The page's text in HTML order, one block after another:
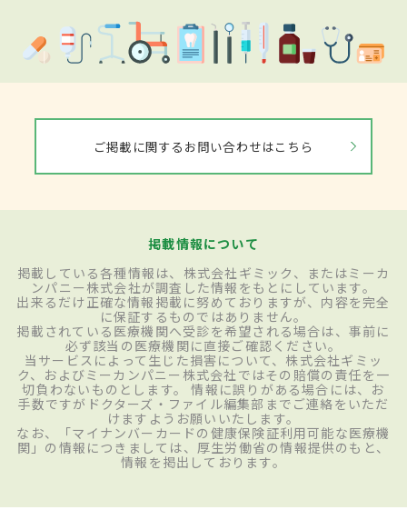
ご掲載に関するお問い合わせはこちら
掲載情報について
掲載している各種情報は、株式会社ギミック、またはミーカ
ンパニー株式会社が調査した情報をもとにしています。
出来るだけ正確な情報掲載に努めておりますが、内容を完全
に保証するものではありません。
掲載されている医療機関へ受診を希望される場合は、事前に
必ず該当の医療機関に直接ご確認ください。
当サービスによって生じた損害について、株式会社ギミッ
ク、およびミーカンパニー株式会社ではその賠償の責任を一
切負わないものとします。 情報に誤りがある場合には、お
手数ですがドクターズ・ファイル編集部までご連絡をいただ
けますようお願いいたします。
なお、「マイナンバーカードの健康保険証利用可能な医療機
関」の情報につきましては、厚生労働省の情報提供のもと、
情報を掲出しております。